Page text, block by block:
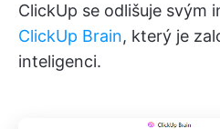
ClickUp se odlišuje svým
ClickUp Brain, který je
inteligenci.